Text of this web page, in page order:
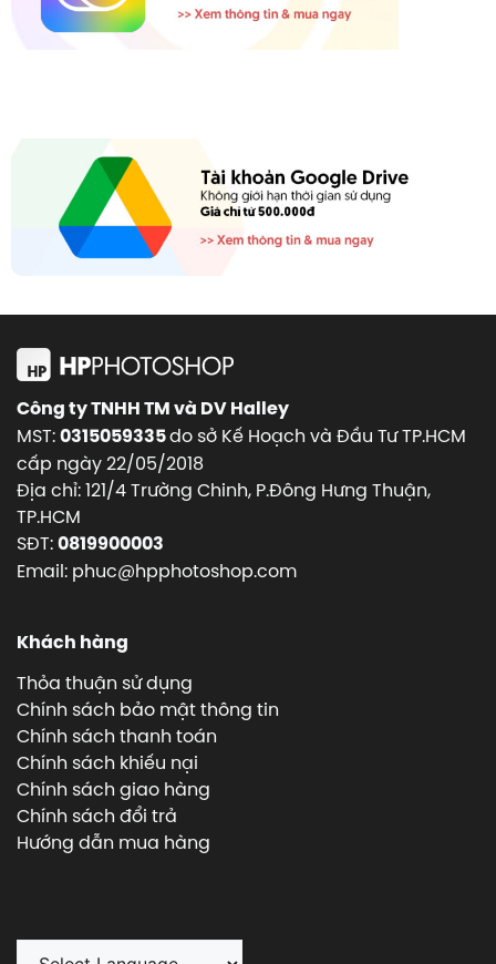
Công ty TNHH TM và DV Halley
MST:0315059335do sở Kế Hoạch và Đầu Tư TP.HCM
cấp ngày 22/05/2018
Địa chỉ: 121/4 Trường Chinh, P.Đông Hưng Thuận,
TP.HCM
SĐT:0819900003
Email: phuc@hpphotoshop.com
Khách hàng
Thỏa thuận sử dụng
Chính sách bảo mật thông tin
Chính sách thanh toán
Chính sách khiếu nại
Chính sách giao hàng
Chính sách đổi trả
Hướng dẫn mua hàng